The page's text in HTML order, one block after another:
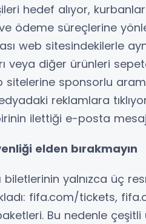
hedef alıyor,
ödeme süreçlerine
web sitesindekilerle
veya diğer ürünleri
sponsorlu
reklamlara
ilettiği e-posta
elden bırakmayın
biletlerinin yalnızca üç
fifa.com/tickets,
Bu nedenle